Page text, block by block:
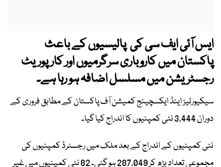
ایس آئی ایف سی کی پالیسیوں کے باعث
پاکستان میں کاروباری سرگرمیوں اور کارپوریٹ
رجسٹریشن میں مسلسل اضافہ ہو رہا ہے۔
سیکیورٹیز اینڈ ایکسچینج کمیشن آف پاکستان کے مطابق فروری کے
دوران 3,444 نئی کمپنیوں کا اندراج کیا گیا۔
نئی کمپنیوں کے اندراج کے بعد ملک میں رجسٹرڈ کمپنیوں کی
مجموعی تعداد بڑھ کر 287,049 ہو گئی۔ 82 نئی کمپنیوں میں غیر